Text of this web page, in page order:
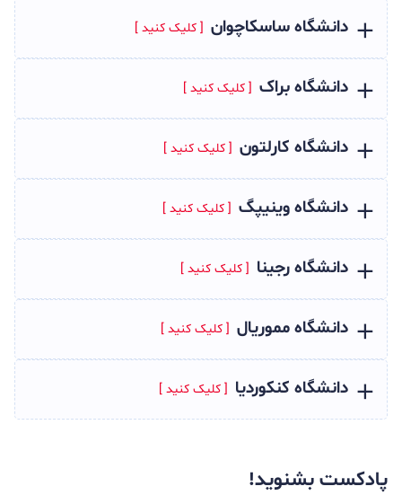
دانشگاه ساسکاچوان
دانشگاه براک
دانشگاه کارلتون
دانشگاه وینیپگ
دانشگاه رجینا
دانشگاه مموریال
دانشگاه کنکوردیا
پادکست بشنوید!